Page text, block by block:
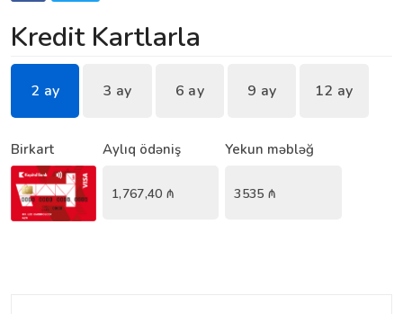
Kredit Kartlarla
2 ay 3 ay 6 ay 9 ay 12 ay
Birkart Aylıq ödəniş
1,767,40 ₼
Yekun məbləğ
3535 ₼